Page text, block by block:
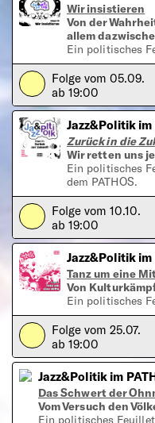
Wir insistieren
Von der
allem
Ein politisches
Play Folge vom 05.09.
ab 19:00
Jazz&Politik im
Zurück in die
Wir retten uns
Ein politisches
dem PATHOS.
Play Folge vom 10.10.
ab 19:00
Jazz&Politik im
Tanz um eine
Von
Ein politisches
Play Folge vom 25.07.
ab 19:00
Jazz&Politik im
Das Schwert der
Vom Versuch den
Ein politisches